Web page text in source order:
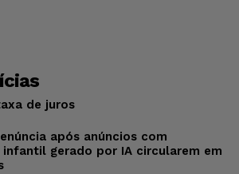
de juros
após anúncios com
gerado por IA circularem em